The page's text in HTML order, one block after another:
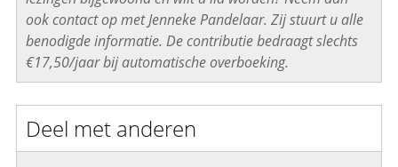
ook contact op met Jenneke Pandelaar. Zij stuurt u alle
benodigde informatie. De contributie bedraagt slechts
€17,50/jaar bij automatische overboeking.
Deel met anderen